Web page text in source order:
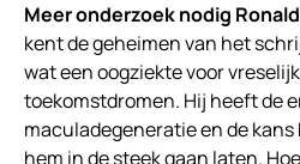
Meer onderzoek nodig
kent de geheimen van het
wat een oogziekte voor
toekomstdromen. Hij heeft de
maculadegeneratie en de
hem in de steek gaan laten.